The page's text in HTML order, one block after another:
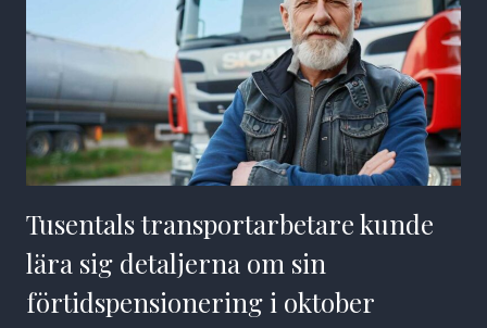
Tusentals transportarbetare kunde
lära sig detaljerna om sin
förtidspensionering i oktober